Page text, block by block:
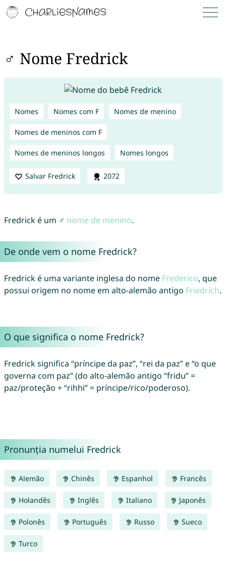
♂ Nome Fredrick
Nomes Nomes com F Nomes de menino
Nomes de meninos com F
Nomes de meninos longos Nomes longos
Salvar Fredrick 2072
Fredrick é um ♂ nome de menino.
De onde vem o nome Fredrick?
Fredrick é uma variante inglesa do nome Frederico, que
possui origem no nome em alto-alemão antigo Friedrich.
O que significa o nome Fredrick?
Fredrick significa “príncipe da paz”, “rei da paz” e “o que
governa com paz” (do alto-alemão antigo “fridu” =
paz/proteção + “rihhi” = príncipe/rico/poderoso).
Pronunția numelui Fredrick
Alemão Chinês Espanhol Francês
Holandês Inglês Italiano Japonês
Polonês Português Russo Sueco
Turco